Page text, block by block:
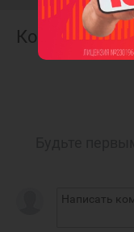
Комментарии